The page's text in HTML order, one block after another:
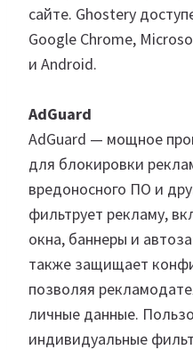
сайте. Ghostery
Google Chrome,
и Android.
AdGuard
AdGuard — мощное
для блокировки
вредоносного ПО и
фильтрует рекламу,
окна, баннеры и
также защищает
позволяя
личные данные.
индивидуальные